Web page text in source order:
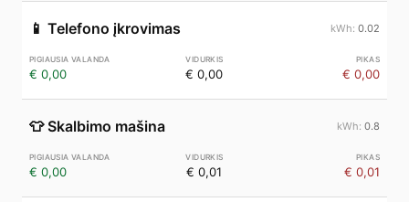
📱 Telefono įkrovimas 0.02
€ 0,00 € 0,00 € 0,00
👕 Skalbimo mašina 0.8
€ 0,00 € 0,01 € 0,01